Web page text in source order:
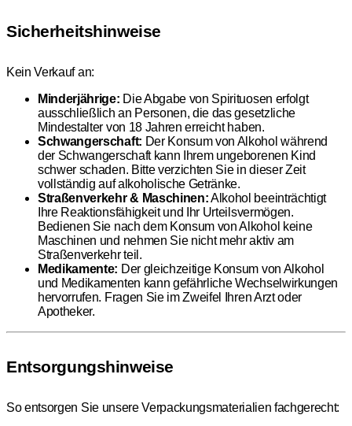
Sicherheitshinweise
Kein Verkauf an:
Minderjährige: Die Abgabe von Spirituosen erfolgt
ausschließlich an Personen, die das gesetzliche
Mindestalter von 18 Jahren erreicht haben.
Schwangerschaft: Der Konsum von Alkohol während
der Schwangerschaft kann Ihrem ungeborenen Kind
schwer schaden. Bitte verzichten Sie in dieser Zeit
vollständig auf alkoholische Getränke.
Straßenverkehr & Maschinen:Alkohol beeinträchtigt
Ihre Reaktionsfähigkeit und Ihr Urteilsvermögen.
Bedienen Sie nach dem Konsum von Alkohol keine
Maschinen und nehmen Sie nicht mehr aktiv am
Straßenverkehr teil.
Medikamente: Der gleichzeitige Konsum von Alkohol
und Medikamenten kann gefährliche Wechselwirkungen
hervorrufen. Fragen Sie im Zweifel Ihren Arzt oder
Apotheker.
Entsorgungshinweise
So entsorgen Sie unsere Verpackungsmaterialien fachgerecht: